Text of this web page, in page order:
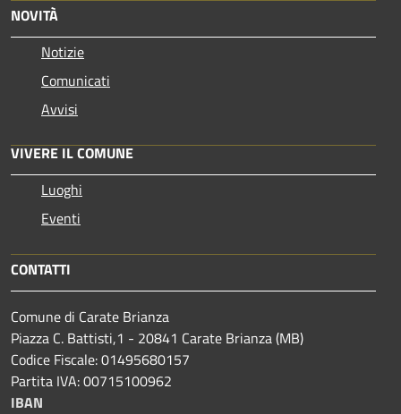
NOVITÀ
Notizie
Comunicati
Avvisi
VIVERE IL COMUNE
Luoghi
Eventi
CONTATTI
Comune di Carate Brianza
Piazza C. Battisti,1 - 20841 Carate Brianza (MB)
Codice Fiscale: 01495680157
Partita IVA: 00715100962
IBAN